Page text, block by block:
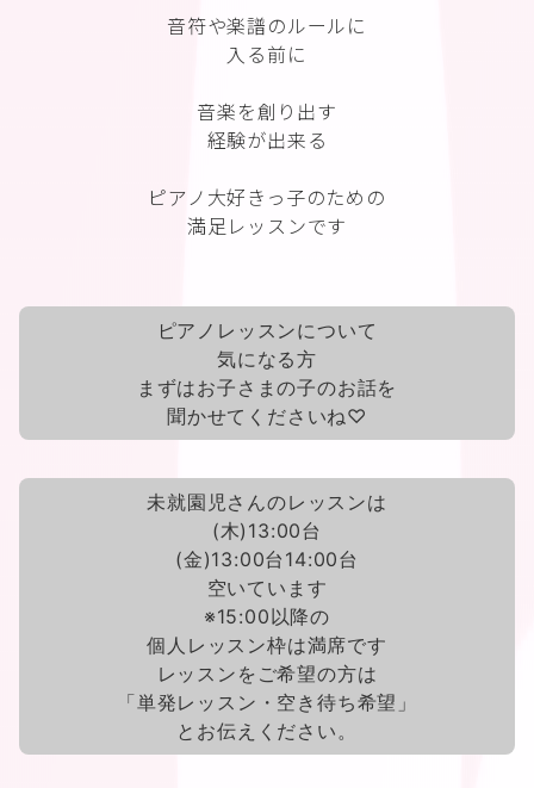
音符や楽譜のルールに
入る前に
音楽を創り出す
経験が出来る
ピアノ大好きっ子のための
満足レッスンです
ピアノレッスンについて
気になる方
まずはお子さまの子のお話を
聞かせてくださいね♡
未就園児さんのレッスンは
(木)13:00台
(金)13:00台14:00台
空いています
※15:00以降の
個人レッスン枠は満席です
レッスンをご希望の方は
「単発レッスン・空き待ち希望」
とお伝えください。